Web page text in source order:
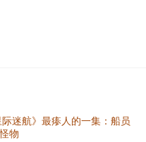
迷航》最瘆人的一集：船员
物